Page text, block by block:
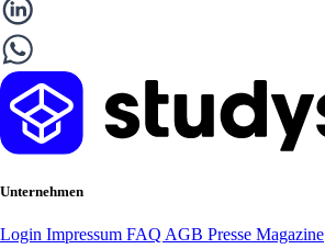
Unternehmen
Login Impressum FAQ AGB Presse Magazine